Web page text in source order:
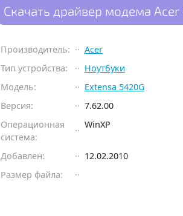
Скачать драйвер модема
Производитель:
Acer
Тип устройства:
Ноутбуки
Модель:
Extensa 5420G
Версия:
7.62.00
Операционная
система:
WinXP
Добавлен:
12.02.2010
Размер файла: